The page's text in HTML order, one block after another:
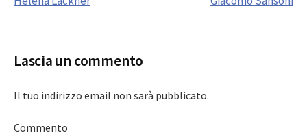
Lascia un commento
Il tuo indirizzo email non sarà pubblicato.
Commento